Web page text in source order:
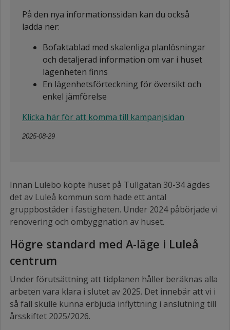
På den nya informationssidan kan du också
ladda ner:
Bofaktablad med skalenliga planlösningar
och detaljerad information om var i huset
lägenheten finns
En lägenhetsförteckning för översikt och
enkel jämförelse
Klicka här för att komma till kampanjsidan
2025-08-29
Innan Lulebo köpte huset på Tullgatan 30-34 ägdes
det av Luleå kommun som hade ett antal
gruppbostäder i fastigheten. Under 2024 påbörjade vi
renovering och ombyggnation av huset.
Högre standard med A-läge i Luleå
centrum
Under förutsättning att tidplanen håller beräknas alla
arbeten vara klara i slutet av 2025. Det innebär att vi i
så fall skulle kunna erbjuda inflyttning i anslutning till
årsskiftet 2025/2026.